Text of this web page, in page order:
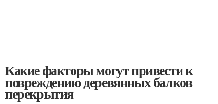
Какие факторы могут привести к
повреждению деревянных балков
перекрытия